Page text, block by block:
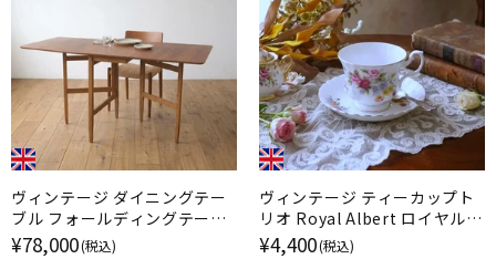
ヴィンテージ ダイニングテー
ブル フォールディングテーブ
ル ミッドセンチュリー イギリ
¥78,000(税込)
ヴィンテージ ティーカップト
リオ Royal Albert ロイヤルア
ルバート Nosegay イギリス
¥4,400(税込)